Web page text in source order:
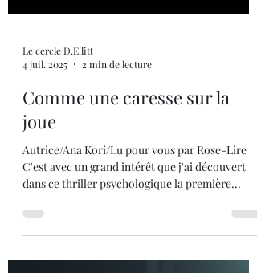
Le cercle D.E.litt
4 juil. 2025
Comme une caresse sur la